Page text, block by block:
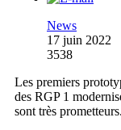
News
17 juin 2022
3538
Les premiers
des RGP 1
sont très prometteurs.